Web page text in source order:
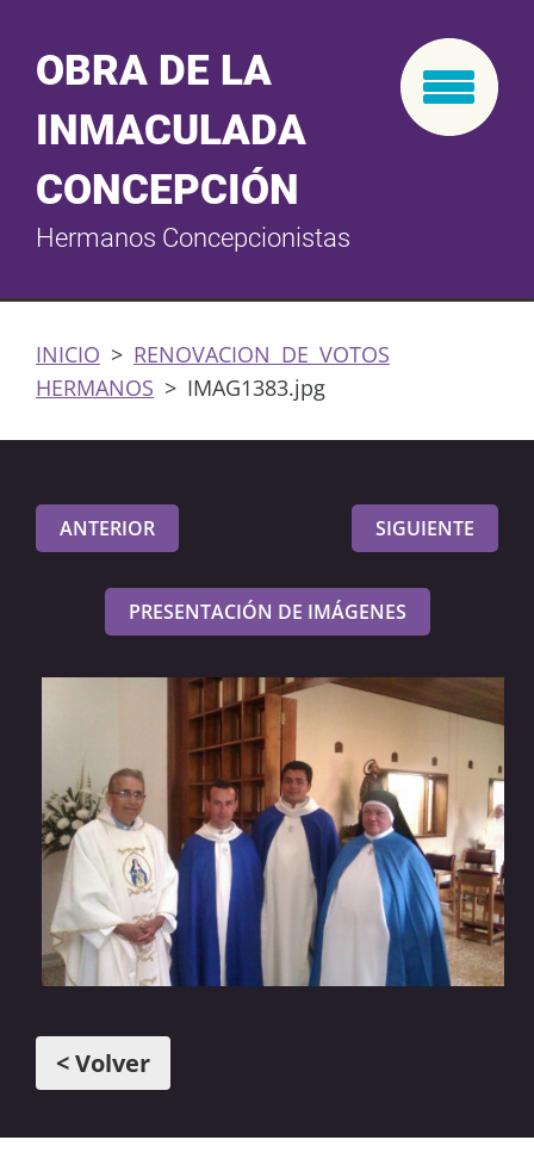
OBRA DE LA
INMACULADA
CONCEPCIÓN
Hermanos Concepcionistas
INICIO > RENOVACION DE VOTOS
HERMANOS > IMAG1383.jpg
ANTERIOR SIGUIENTE
PRESENTACIÓN DE IMÁGENES
< Volver